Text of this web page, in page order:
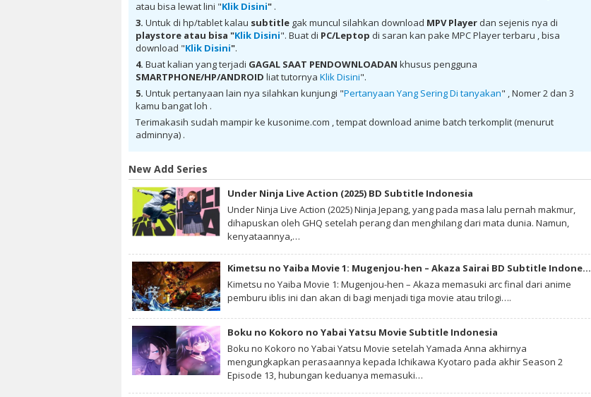
Indonesia sub indo, donwload Corpse Party BD Batch Subtitle Indonesia , donwload Corpse Party BD Batch
Subtitle Indonesia batch sub indo , download anime Corpse Party BD Batch Subtitle Indonesia , anime Corpse
Party BD Batch Subtitle Indonesia , download anime mp4 , mkv , 3gp sub indo , download anime sub indo ,
download anime sub indo Corpse Party BD Batch Subtitle Indonesia
atau bisa lewat lini "Klik Disini" .
3. Untuk di hp/tablet kalau subtitle gak muncul silahkan download MPV Player dan sejenis nya di
playstore atau bisa "Klik Disini". Buat di PC/Leptop di saran kan pake MPC Player terbaru , bisa
download "Klik Disini".
4. Buat kalian yang terjadi GAGAL SAAT PENDOWNLOADAN khusus pengguna
SMARTPHONE/HP/ANDROID liat tutornya Klik Disini".
5. Untuk pertanyaan lain nya silahkan kunjungi "Pertanyaan Yang Sering Di tanyakan" , Nomer 2 dan 3
kamu bangat loh .
Terimakasih sudah mampir ke kusonime.com , tempat download anime batch terkomplit (menurut
adminnya) .
New Add Series
Under Ninja Live Action (2025) BD Subtitle Indonesia
Under Ninja Live Action (2025) Ninja Jepang, yang pada masa lalu pernah makmur,
dihapuskan oleh GHQ setelah perang dan menghilang dari mata dunia. Namun,
kenyataannya,…
Kimetsu no Yaiba Movie 1: Mugenjou-hen – Akaza Sairai BD Subtitle Indonesia
Kimetsu no Yaiba Movie 1: Mugenjou-hen – Akaza memasuki arc final dari anime
pemburu iblis ini dan akan di bagi menjadi tiga movie atau trilogi….
Boku no Kokoro no Yabai Yatsu Movie Subtitle Indonesia
Boku no Kokoro no Yabai Yatsu Movie setelah Yamada Anna akhirnya
mengungkapkan perasaannya kepada Ichikawa Kyotaro pada akhir Season 2
Episode 13, hubungan keduanya memasuki…